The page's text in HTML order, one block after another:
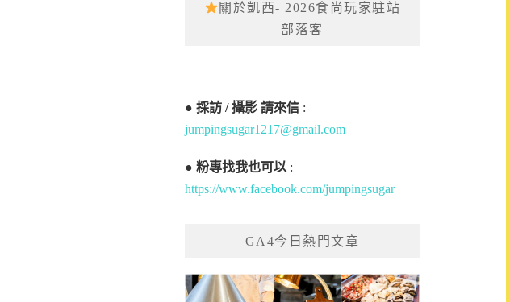
關於凱西- 2026食尚玩家駐站
部落客
●採訪 / 攝影 請來信 :
jumpingsugar1217@gmail.com
●粉專找我也可以 :
https://www.facebook.com/jumpingsugar
GA4今日熱門文章